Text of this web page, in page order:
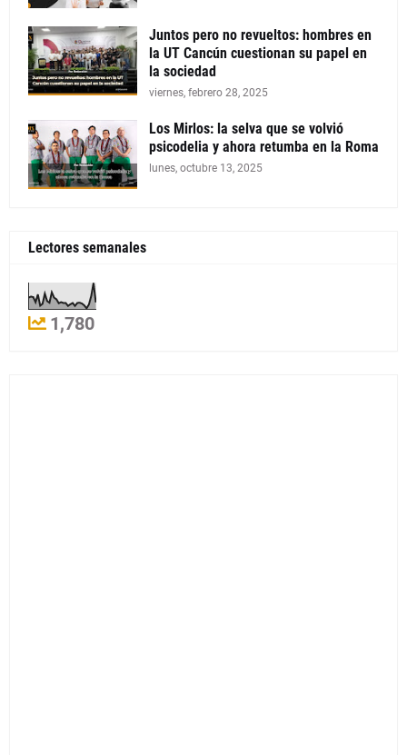
Juntos pero no revueltos: hombres en
la UT Cancún cuestionan su papel en
la sociedad
viernes, febrero 28, 2025
Los Mirlos: la selva que se volvió
psicodelia y ahora retumba en la Roma
lunes, octubre 13, 2025
Lectores semanales
1,780